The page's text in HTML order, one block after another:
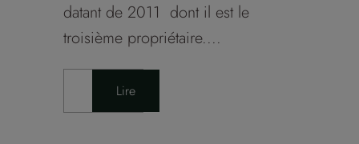
datant de 2011 dont il est le
troisième propriétaire....
Lire